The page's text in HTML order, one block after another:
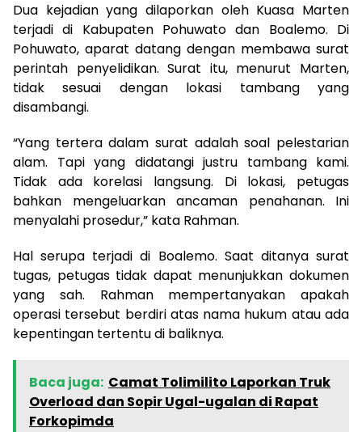
Dua kejadian yang dilaporkan oleh Kuasa Marten
terjadi di Kabupaten Pohuwato dan Boalemo. Di
Pohuwato, aparat datang dengan membawa surat
perintah penyelidikan. Surat itu, menurut Marten,
tidak sesuai dengan lokasi tambang yang
disambangi.
“Yang tertera dalam surat adalah soal pelestarian
alam. Tapi yang didatangi justru tambang kami.
Tidak ada korelasi langsung. Di lokasi, petugas
bahkan mengeluarkan ancaman penahanan. Ini
menyalahi prosedur,” kata Rahman.
Hal serupa terjadi di Boalemo. Saat ditanya surat
tugas, petugas tidak dapat menunjukkan dokumen
yang sah. Rahman mempertanyakan apakah
operasi tersebut berdiri atas nama hukum atau ada
kepentingan tertentu di baliknya.
Baca juga: Camat Tolimilito Laporkan Truk
Overload dan Sopir Ugal-ugalan di Rapat
Forkopimda